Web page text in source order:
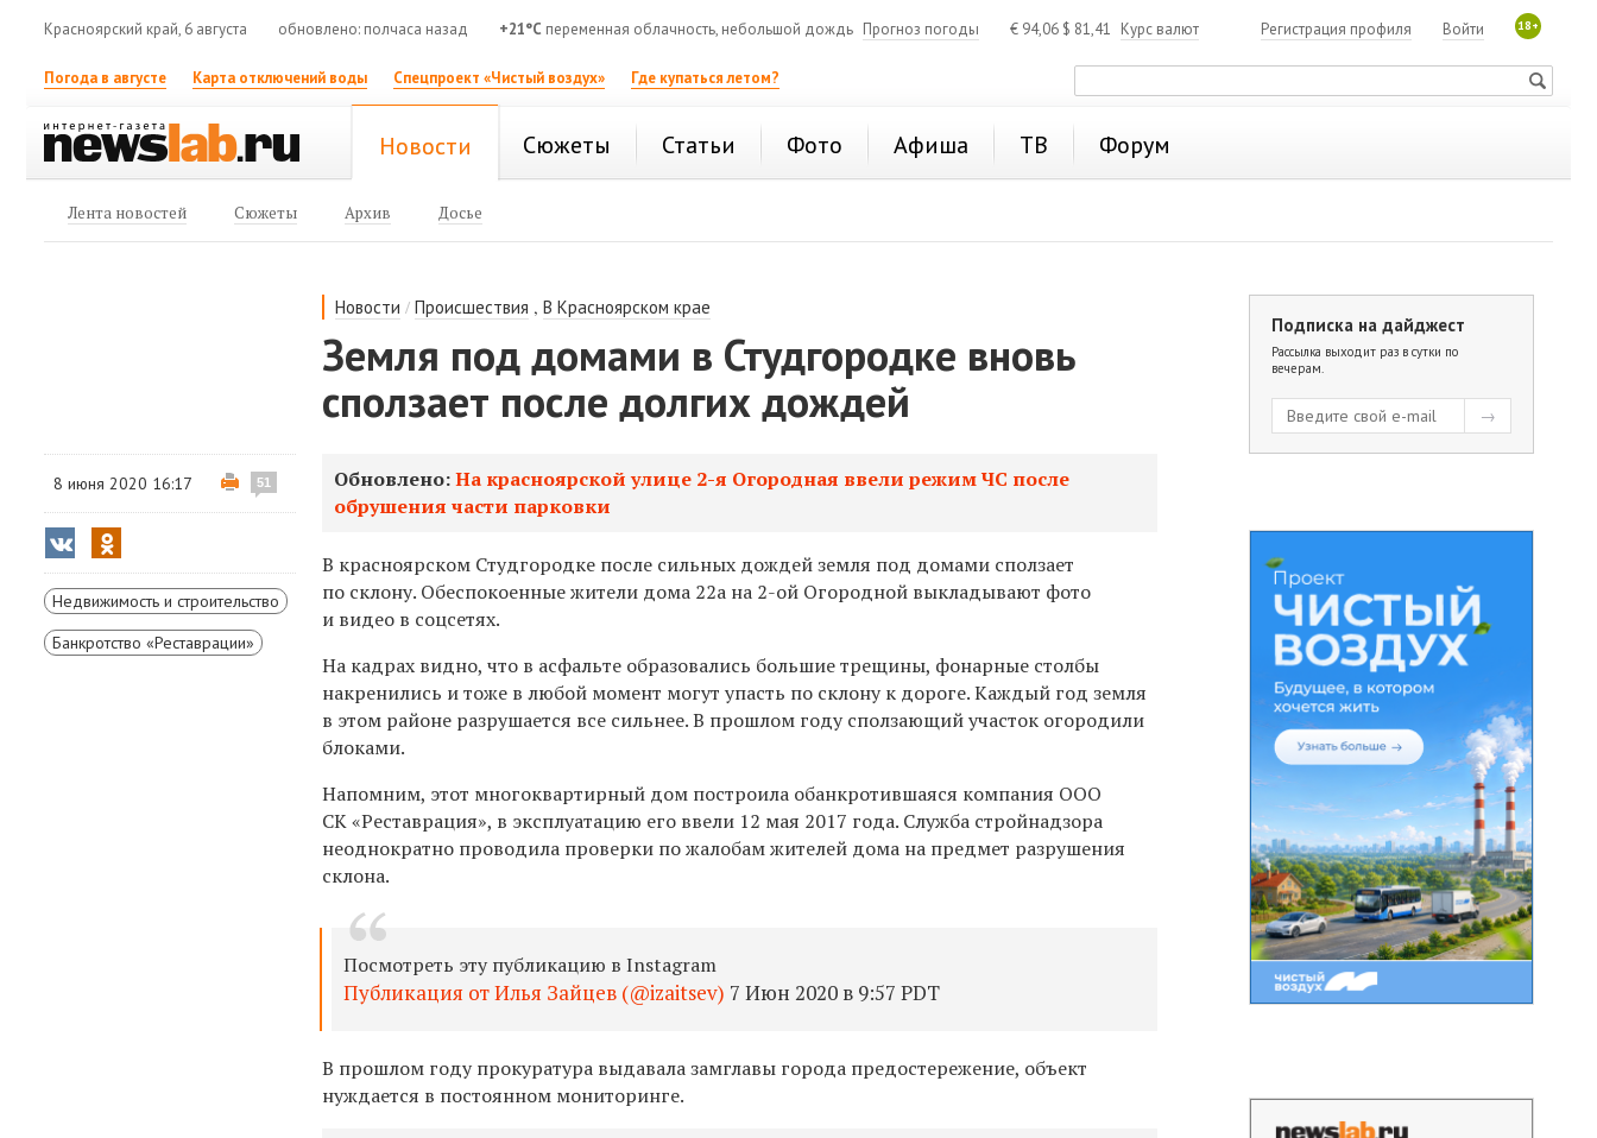
Красноярский край, 6 августа обновлено: полчаса назад +21°C переменная облачность, небольшой дождь Прогноз погоды € 94,06 $ 81,41 Курс валют 18+
Войти
Регистрация профиля
Погода в августе Карта отключений воды Спецпроект «Чистый воздух» Где купаться летом?
Новости Сюжеты Статьи Фото Афиша ТВ Форум
Лента новостей Сюжеты Архив Досье
Новости /Происшествия ,В Красноярском крае
Земля под домами в Студгородке вновь
сползает после долгих дождей
8 июня 2020 16:17 51
Недвижимость и строительство
Банкротство «Реставрации»
Обновлено:На красноярской улице 2-я Огородная ввели режим ЧС после
обрушения части парковки
В красноярском Студгородке после сильных дождей земля под домами сползает
по склону. Обеспокоенные жители дома 22а на 2-ой Огородной выкладывают фото
и видео в соцсетях.
На кадрах видно, что в асфальте образовались большие трещины, фонарные столбы
накренились и тоже в любой момент могут упасть по склону к дороге. Каждый год земля
в этом районе разрушается все сильнее. В прошлом году сползающий участок огородили
блоками.
Напомним, этот многоквартирный дом построила обанкротившаяся компания ООО
СК «Реставрация», в эксплуатацию его ввели 12 мая 2017 года. Служба стройнадзора
неоднократно проводила проверки по жалобам жителей дома на предмет разрушения
склона.
Посмотреть эту публикацию в Instagram
Публикация от Илья Зайцев (@izaitsev) 7 Июн 2020 в 9:57 PDT
В прошлом году прокуратура выдавала замглавы города предостережение, объект
нуждается в постоянном мониторинге.
Подписка на дайджест
Рассылка выходит раз в сутки по
вечерам.